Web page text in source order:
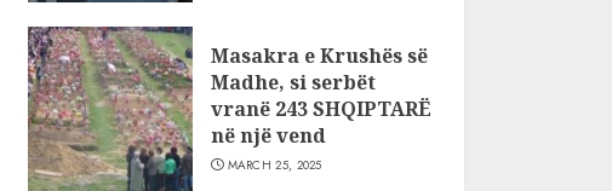
Masakra e Krushës së
Madhe, si serbët
vranë 243 SHQIPTARË
në një vend
MARCH 25, 2025